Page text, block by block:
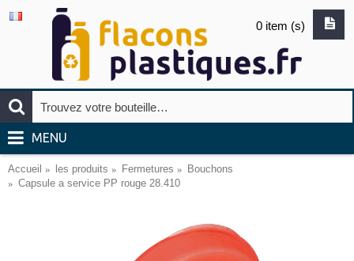
0 item (s)
MENU
Accueil les produits Fermetures
Bouchons
Capsule a service PP rouge 28.410